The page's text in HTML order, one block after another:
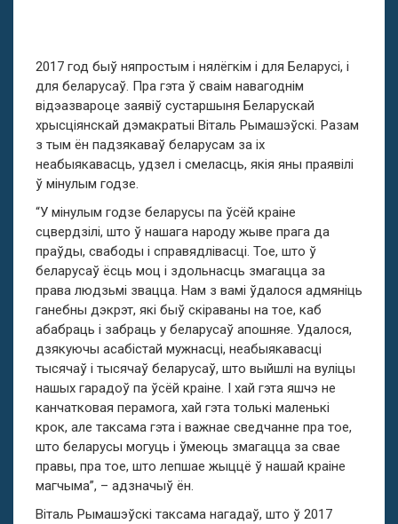
2017 год быў няпростым і нялёгкім і для Беларусі, і
для беларусаў. Пра гэта ў сваім навагоднім
відэазвароце заявіў сустаршыня Беларускай
хрысціянскай дэмакратыі Віталь Рымашэўскі. Разам
з тым ён падзякаваў беларусам за іх
неабыякавасць, удзел і смеласць, якія яны праявілі
ў мінулым годзе.
“У мінулым годзе беларусы па ўсёй краіне
сцвердзілі, што ў нашага народу жыве прага да
праўды, свабоды і справядлівасці. Тое, што ў
беларусаў ёсць моц і здольнасць змагацца за
права людзьмі звацца. Нам з вамі ўдалося адмяніць
ганебны дэкрэт, які быў скіраваны на тое, каб
абабраць і забраць у беларусаў апошняе. Удалося,
дзякуючы асабістай мужнасці, неабыякавасці
тысячаў і тысячаў беларусаў, што выйшлі на вуліцы
нашых гарадоў па ўсёй краіне. І хай гэта яшчэ не
канчатковая перамога, хай гэта толькі маленькі
крок, але таксама гэта і важнае сведчанне пра тое,
што беларусы могуць і ўмеюць змагацца за свае
правы, пра тое, што лепшае жыццё ў нашай краіне
магчыма”, – адзначыў ён.
Віталь Рымашэўскі таксама нагадаў, што ў 2017